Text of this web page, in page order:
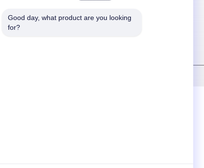
ติดต่อเรา
CO.,LTD ทั้งหมด สิทธิพิเศษ
Good day, what product are you looking
for?